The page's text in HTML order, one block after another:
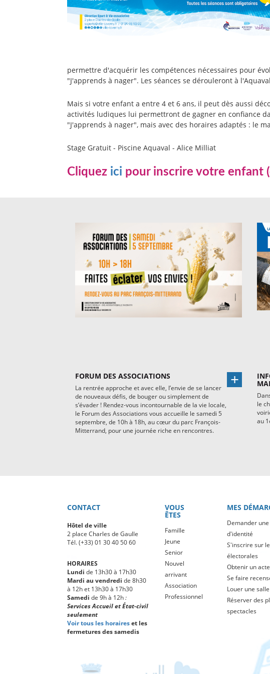
permettre d'acquérir les compétences nécessaires pour
"J'apprends à nager". Les séances se dérouleront à
Mais si votre enfant a entre 4 et 6 ans, il peut dès aussi
activités ludiques lui permettront de gagner en confiance
"J'apprends à nager", mais avec des horaires adaptés : le
Stage Gratuit - Piscine Aquaval - Alice Milliat
Cliquez ici pour inscrire votre enfant
FORUM DES ASSOCIATIONS
La rentrée approche et avec elle, l’envie de se lancer
de nouveaux défis, de bouger ou simplement de
s’évader ! Rendez-vous incontournable de la vie locale,
le Forum des Associations vous accueille le samedi 5
septembre, de 10h à 18h, au cœur du parc François-
Mitterrand, pour une journée riche en rencontres.
le
au
CONTACT
Hôtel de ville
2 place Charles de Gaulle
Tél. (+33) 01 30 40 50 60
HORAIRES
Lundide 13h30 à 17h30
Mardi au vendredi de 8h30
à 12h et 13h30 à 17h30
Samedi de 9h à 12h :
Services Accueil et État-civil
seulement
Voir tous les horaireset les
fermetures des samedis
VOUS
ÊTES
Famille
Jeune
Senior
Nouvel
arrivant
Association
Professionnel
MES
Demander
d'identité
S'inscrire sur
électorales
Obtenir un
Se faire
Louer une salle
Réserver des
spectacles